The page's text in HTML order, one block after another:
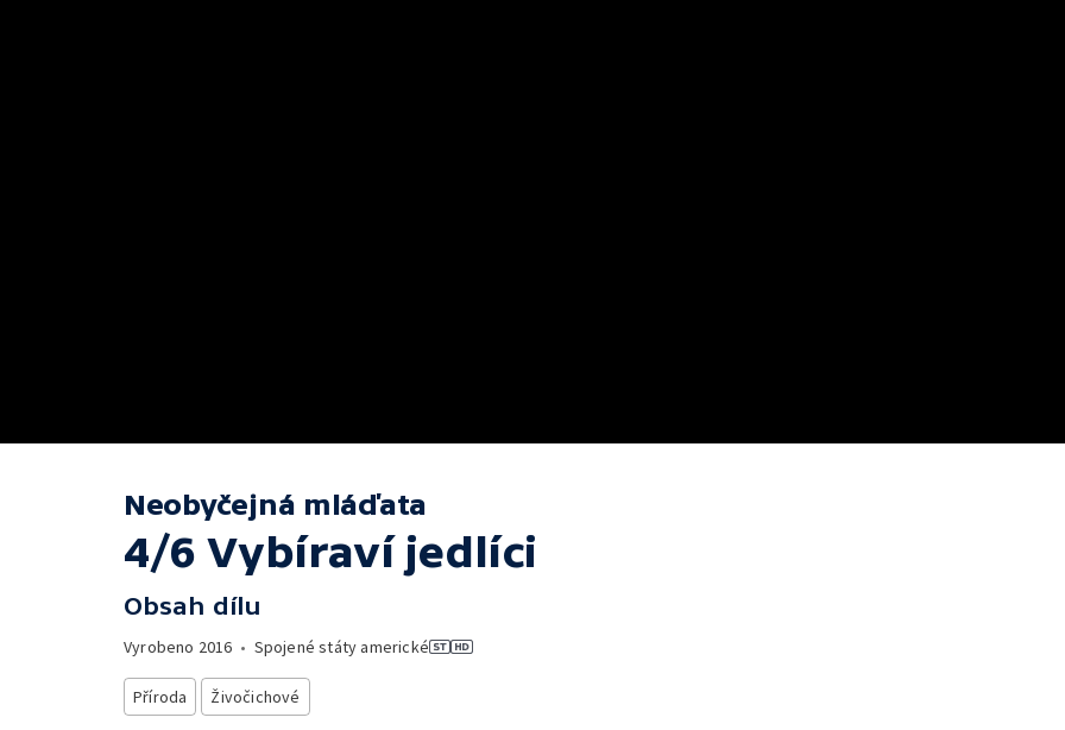
Neobyčejná mláďata
4/6 Vybíraví jedlíci
Obsah dílu
Vyrobeno 2016 • Spojené státy americké
Příroda Živočichové